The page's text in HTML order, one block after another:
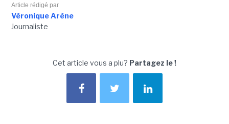
Article rédigé par
Véronique Arène
Journaliste
Cet article vous a plu? Partagez le !